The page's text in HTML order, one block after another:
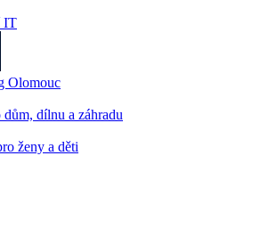
IT
Olomouc
dům, dílnu a záhradu
ženy a děti